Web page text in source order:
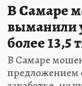
В Самаре
выманили
более 13,5
В Самаре
предложением